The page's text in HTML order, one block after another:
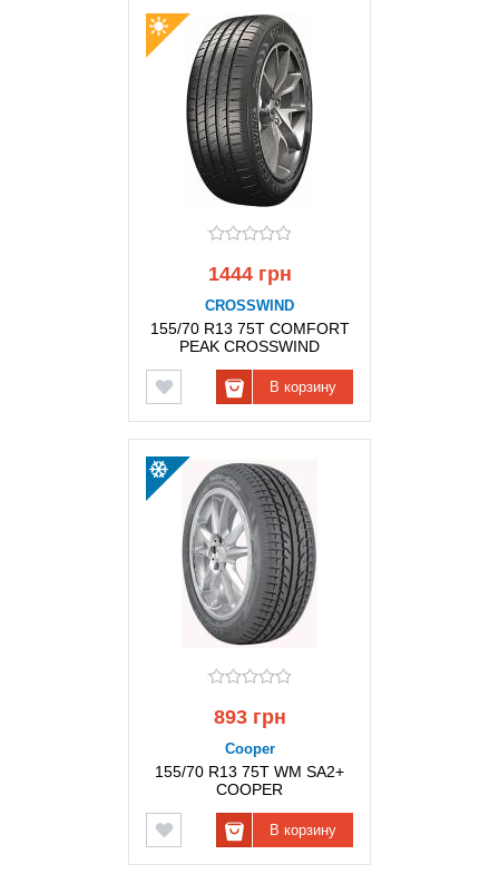
1444 грн
CROSSWIND
155/70 R13 75T COMFORT
PEAK CROSSWIND
В корзину
893 грн
Cooper
155/70 R13 75T WM SA2+
COOPER
В корзину